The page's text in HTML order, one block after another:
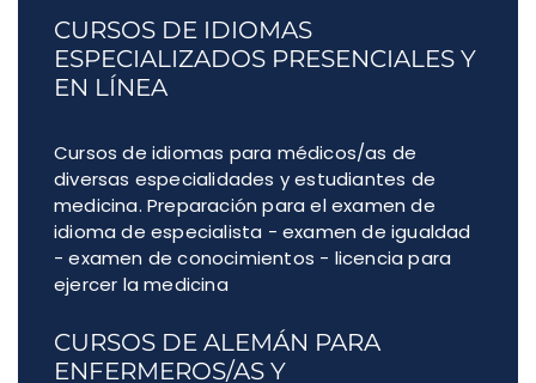
CURSOS DE IDIOMAS
ESPECIALIZADOS PRESENCIALES Y
EN LÍNEA
Cursos de idiomas para médicos/as de
diversas especialidades y estudiantes de
medicina. Preparación para el examen de
idioma de especialista - examen de igualdad
- examen de conocimientos - licencia para
ejercer la medicina
CURSOS DE ALEMÁN PARA
ENFERMEROS/AS Y